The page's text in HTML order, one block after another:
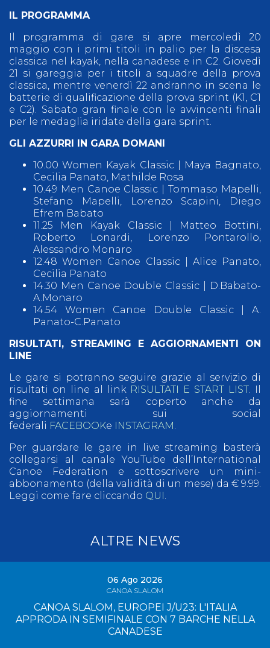
IL PROGRAMMA
Il programma di gare si apre mercoledì 20
maggio con i primi titoli in palio per la discesa
classica nel kayak, nella canadese e in C2. Giovedì
21 si gareggia per i titoli a squadre della prova
classica, mentre venerdì 22 andranno in scena le
batterie di qualificazione della prova sprint (K1, C1
e C2). Sabato gran finale con le avvincenti finali
per le medaglia iridate della gara sprint.
GLI AZZURRI IN GARA DOMANI
10.00 Women Kayak Classic | Maya Bagnato,
Cecilia Panato, Mathilde Rosa
10.49 Men Canoe Classic | Tommaso Mapelli,
Stefano Mapelli, Lorenzo Scapini, Diego
Efrem Babato
11.25 Men Kayak Classic | Matteo Bottini,
Roberto Lonardi, Lorenzo Pontarollo,
Alessandro Monaro
12.48 Women Canoe Classic | Alice Panato,
Cecilia Panato
14.30 Men Canoe Double Classic | D.Babato-
A.Monaro
14.54 Women Canoe Double Classic | A.
Panato-C.Panato
RISULTATI, STREAMING E AGGIORNAMENTI ON
LINE
Le gare si potranno seguire grazie al servizio di
risultati on line al link RISULTATI E START LIST . Il
fine settimana sarà coperto anche da
aggiornamenti sui social
federali FACEBOOKe INSTAGRAM
Per guardare le gare in live streaming basterà
collegarsi al canale YouTube dell’International
Canoe Federation e sottoscrivere un mini-
abbonamento (della validità di un mese) da € 9.99.
Leggi come fare cliccando QUI
ALTRE NEWS
06 Ago 2026
CANOA SLALOM
CANOA SLALOM, EUROPEI J/U23: L'ITALIA
APPRODA IN SEMIFINALE CON 7 BARCHE NELLA
CANADESE